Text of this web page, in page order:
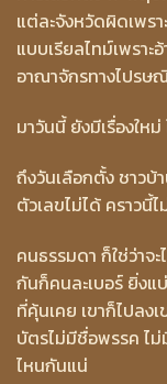
แต่ละจังหวัดผิดเพร
แบบเรียลไทม์เพราะ
อาณาจักรทางไปรษ
มาวันนี้ ยังมีเรื่องให
ถึงวันเลือกตั้ง ชาวบ้
ตัวเลขไม่ได้ คราวนี้
คนธรรมดา ก็ใช่ว่าจ
กันก็คนละเบอร์ ยิ่งแ
ที่คุ้นเคย เขาก็ไปลง
บัตรไม่มีชื่อพรรค ไม่
ไหนกันแน่